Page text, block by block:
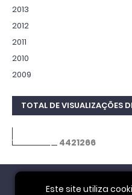
2013
2012
2011
2010
2009
TOTAL DE VISUALIZAÇÕES
4421266
Este site utiliza